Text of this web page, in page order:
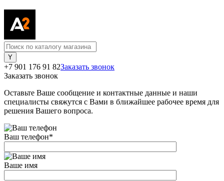
+7 901 176 91 82Заказать звонок
Заказать звонок
Оставьте Ваше сообщение и контактные данные и наши
специалисты свяжутся с Вами в ближайшее рабочее время для
решения Вашего вопроса.
Ваш телефон*
Ваше имя